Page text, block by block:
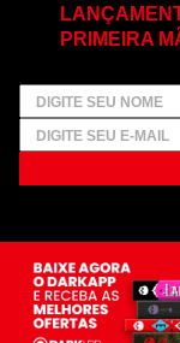
PRIMEIRA